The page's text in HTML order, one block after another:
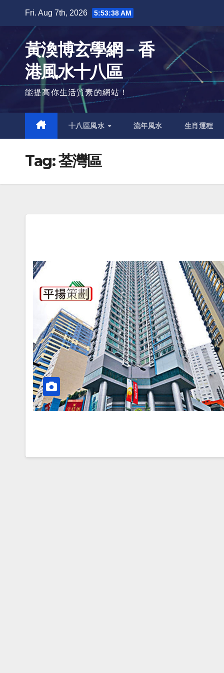
content
Fri. Aug 7th, 2026 5:53:38 AM
黃渙博玄學網﹣香
港風水十八區
能提高你生活質素的網站！
十八區風水 流年風水 生肖運程
Tag:荃灣區